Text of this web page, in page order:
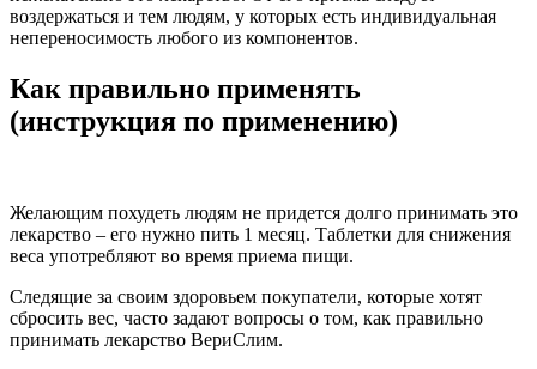
воздержаться и тем людям, у которых есть индивидуальная
непереносимость любого из компонентов.
Как правильно применять
(инструкция по применению)
Желающим похудеть людям не придется долго принимать это
лекарство – его нужно пить 1 месяц. Таблетки для снижения
веса употребляют во время приема пищи.
Следящие за своим здоровьем покупатели, которые хотят
сбросить вес, часто задают вопросы о том, как правильно
принимать лекарство ВериСлим.